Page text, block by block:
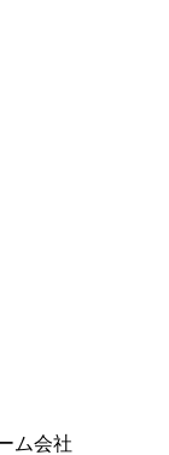
ム会社